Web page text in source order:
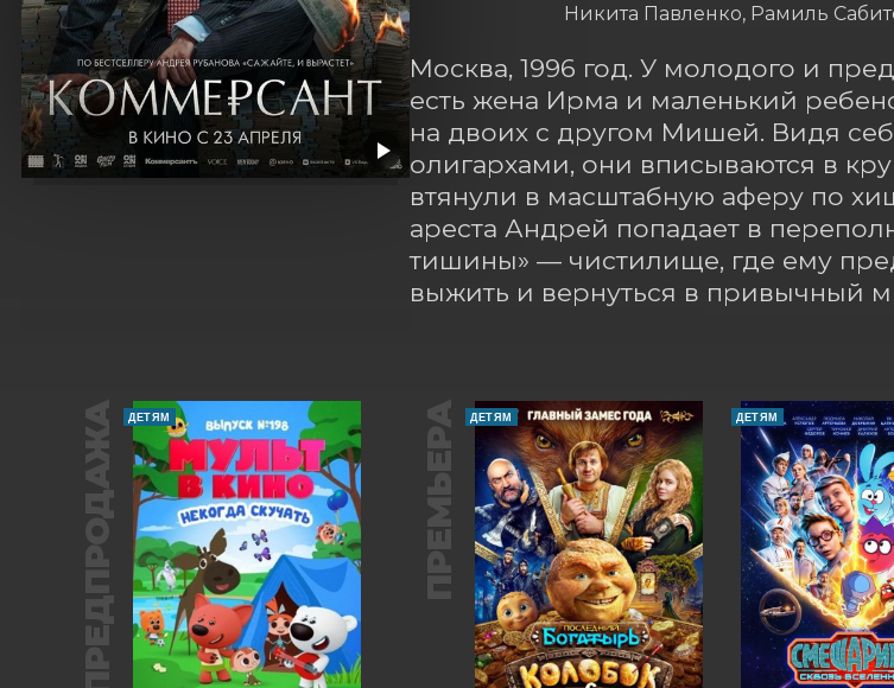
Никита Павленко, Рамиль
Москва, 1996 год. У молодого и
есть жена Ирма и маленький
на двоих с другом Мишей. Видя
олигархами, они вписываются в
втянули в масштабную аферу по
ареста Андрей попадает в
тишины» — чистилище, где ему
выжить и вернуться в привычный
ПРЕДПРОДАЖА ДЕТЯМ ПРЕМЬЕРА ДЕТЯМ ДЕТЯМ